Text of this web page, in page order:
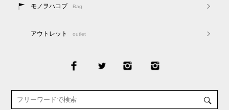
モノヲハコブ Bag
アウトレット outlet